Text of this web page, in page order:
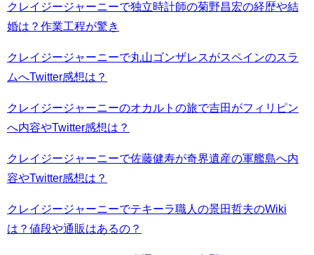
クレイジージャーニーで独立時計師の菊野昌宏の経歴や結
婚は？作業工程が驚き
クレイジージャーニーで丸山ゴンザレスがスペインのスラ
ムへTwitter感想は？
クレイジージャーニーのオカルトの旅で吉田がフィリピン
へ内容やTwitter感想は？
クレイジージャーニーで佐藤健寿が奇界遺産の軍艦島へ内
容やTwitter感想は？
クレイジージャーニーでテキーラ職人の景田哲夫のWiki
は？値段や通販はあるの？